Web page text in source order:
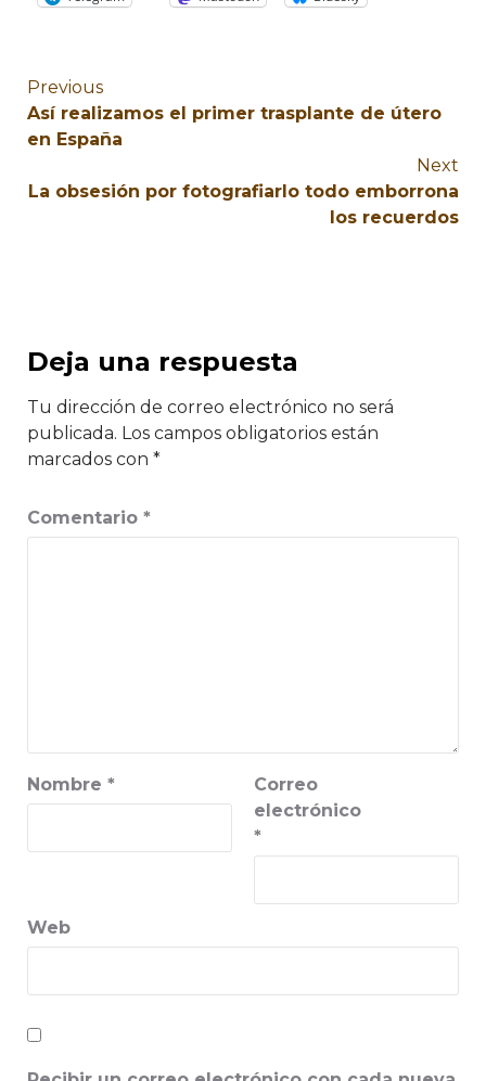
Previous
Así realizamos el primer trasplante de útero
en España
Next
La obsesión por fotografiarlo todo emborrona
los recuerdos
Deja una respuesta
Tu dirección de correo electrónico no será
publicada. Los campos obligatorios están
marcados con *
Comentario *
Nombre *
Correo
electrónico
*
Web